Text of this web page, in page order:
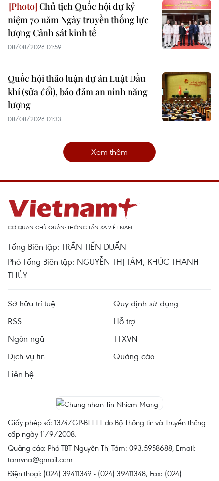
Chủ tịch Quốc hội dự kỷ
niệm 70 năm Ngày truyền thống lực
lượng Cảnh sát kinh tế
08/08/2026 01:59
Quốc hội thảo luận dự án Luật Dầu
khí (sửa đổi), bảo đảm an ninh năng
lượng
08/08/2026 01:33
Xem thêm
CƠ QUAN CHỦ QUẢN: THÔNG TẤN XÃ VIỆT NAM
Tổng Biên tập: TRẦN TIẾN DUẨN
Phó Tổng Biên tập: NGUYỄN THỊ TÁM, KHÚC THANH
THỦY
Sở hữu trí tuệ
Quy định sử dụng
RSS
Hỗ trợ
Ngôn ngữ
TTXVN
Dịch vụ tin
Quảng cáo
Liên hệ
Giấy phép số: 1374/GP-BTTTT do Bộ Thông tin và Truyền thông
cấp ngày 11/9/2008.
Quảng cáo: Phó TBT Nguyễn Thị Tám: 093.5958688, Email:
tamvna@gmail.com
Điện thoại: (024) 39411349 - (024) 39411348, Fax: (024)